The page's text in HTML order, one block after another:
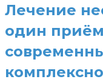
Лечение
один